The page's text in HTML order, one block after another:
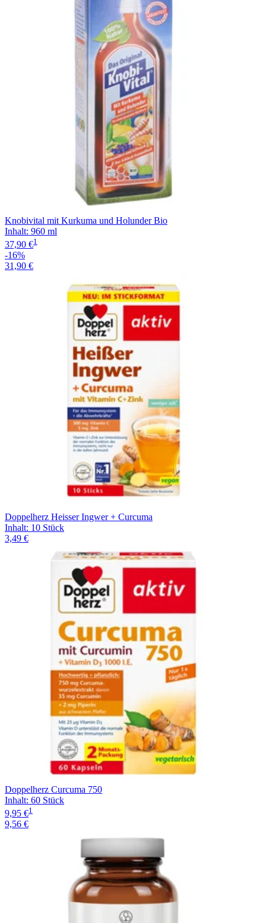
Knobivital mit Kurkuma und Holunder Bio
Inhalt: 960 ml
37,90 €1
-16%
31,90 €
Doppelherz Heisser Ingwer + Curcuma
Inhalt: 10 Stück
3,49 €
Doppelherz Curcuma 750
Inhalt: 60 Stück
9,95 €1
9,56 €